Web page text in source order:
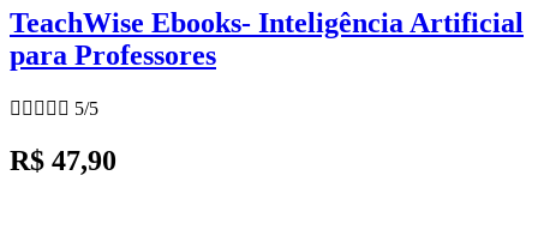
TeachWise Ebooks- Inteligência Artificial
para Professores
     5/5
R$ 47,90